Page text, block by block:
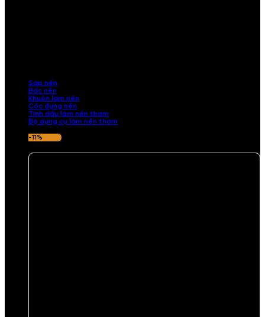
Sáp nến
Bấc nến
Khuôn làm nến
Cốc đựng nến
Tinh dầu làm nến thơm
Bộ dụng cụ làm nến thơm
-11%